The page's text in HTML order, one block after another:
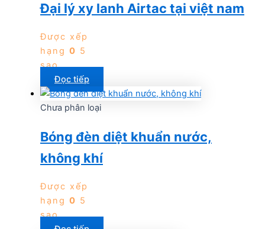
Đại lý xy lanh Airtac tại việt nam
Được xếp
hạng 0 5
sao
Đọc tiếp
Chưa phân loại
Bóng đèn diệt khuẩn nước,
không khí
Được xếp
hạng 0 5
sao